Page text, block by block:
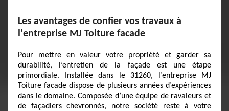
Les avantages de confier vos travaux à
l'entreprise MJ Toiture facade
Pour mettre en valeur votre propriété et garder sa
durabilité, l’entretien de la façade est une étape
primordiale. Installée dans le 31260, l’entreprise MJ
Toiture facade dispose de plusieurs années d’expériences
dans le domaine. Composée d’une équipe de ravaleurs et
de façadiers chevronnés, notre société reste à votre